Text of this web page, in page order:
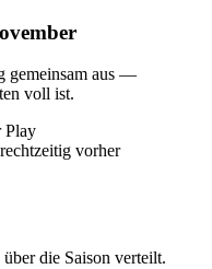
gemeinsam aus —
voll ist.
Play
vorher
die Saison verteilt.